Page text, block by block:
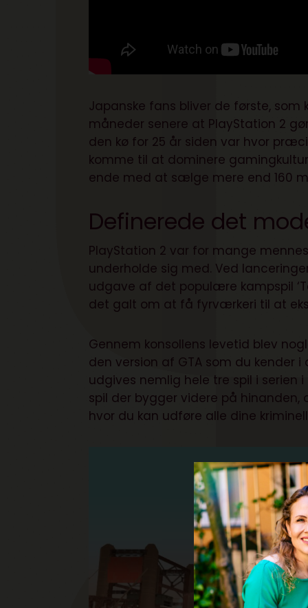
Japanske fans bliver de første,
måneder senere at PlayStation 2
den kø for 25 år siden var hvor
komme til at dominere
ende med at sælge mere end 160
Definerede det
PlayStation 2 var for mange
underholde sig med. Ved
udgave af det populære kampspil
det galt om at få fyrværkeri til at
Gennem konsollens levetid blev
den version af GTA som du kender
udgives nemlig hele tre spil i serien i
spil der bygger videre på
hvor du kan udføre alle dine